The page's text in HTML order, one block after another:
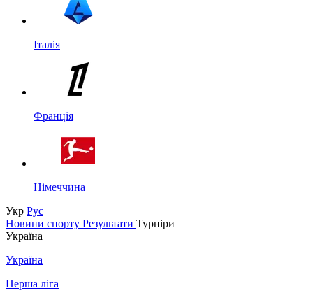
Італія
Франція
Німеччина
Укр Рус
Новини спорту Результати Турніри
Україна
Україна
Перша ліга